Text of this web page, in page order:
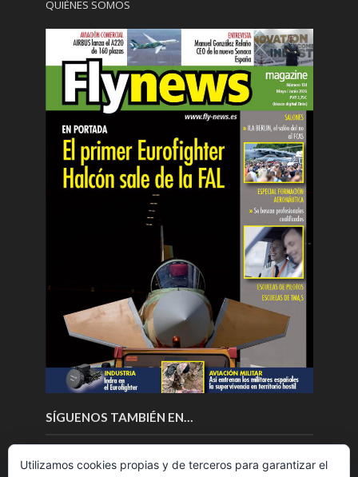
QUIÉNES SOMOS
SÍGUENOS TAMBIÉN EN…
Utilizamos cookies propias y de terceros para garantizar el